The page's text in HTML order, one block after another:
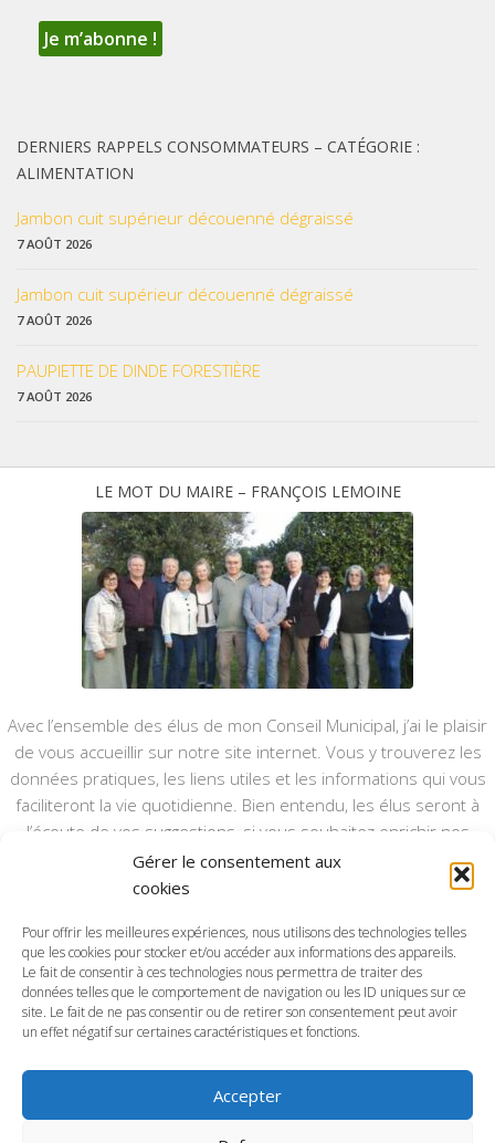
Gérer le consentement aux
cookies
Pour offrir les meilleures expériences, nous utilisons des technologies telles
que les cookies pour stocker et/ou accéder aux informations des appareils.
Le fait de consentir à ces technologies nous permettra de traiter des
données telles que le comportement de navigation ou les ID uniques sur ce
site. Le fait de ne pas consentir ou de retirer son consentement peut avoir
un effet négatif sur certaines caractéristiques et fonctions.
Accepter
DERNIERS RAPPELS CONSOMMATEURS – CATÉGORIE :
ALIMENTATION
Jambon cuit supérieur découenné dégraissé
7 AOÛT 2026
Jambon cuit supérieur découenné dégraissé
7 AOÛT 2026
PAUPIETTE DE DINDE FORESTIÈRE
7 AOÛT 2026
LE MOT DU MAIRE – FRANÇOIS LEMOINE
Avec l’ensemble des élus de mon Conseil Municipal, j’ai le plaisir
de vous accueillir sur notre site internet. Vous y trouverez les
données pratiques, les liens utiles et les informations qui vous
faciliteront la vie quotidienne. Bien entendu, les élus seront à
l’écoute de vos suggestions, si vous souhaitez enrichir nos
rubriques ou nos informations.
Ce type de communication vient en complément du bulletin
annuel, nous le ferons vivre et il sera actualisé pour mieux vous
informer.
Bonne visite à toutes et à tous.